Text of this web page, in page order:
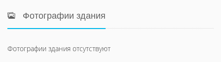
Фотографии здания
Фотографии здания отсутствуют